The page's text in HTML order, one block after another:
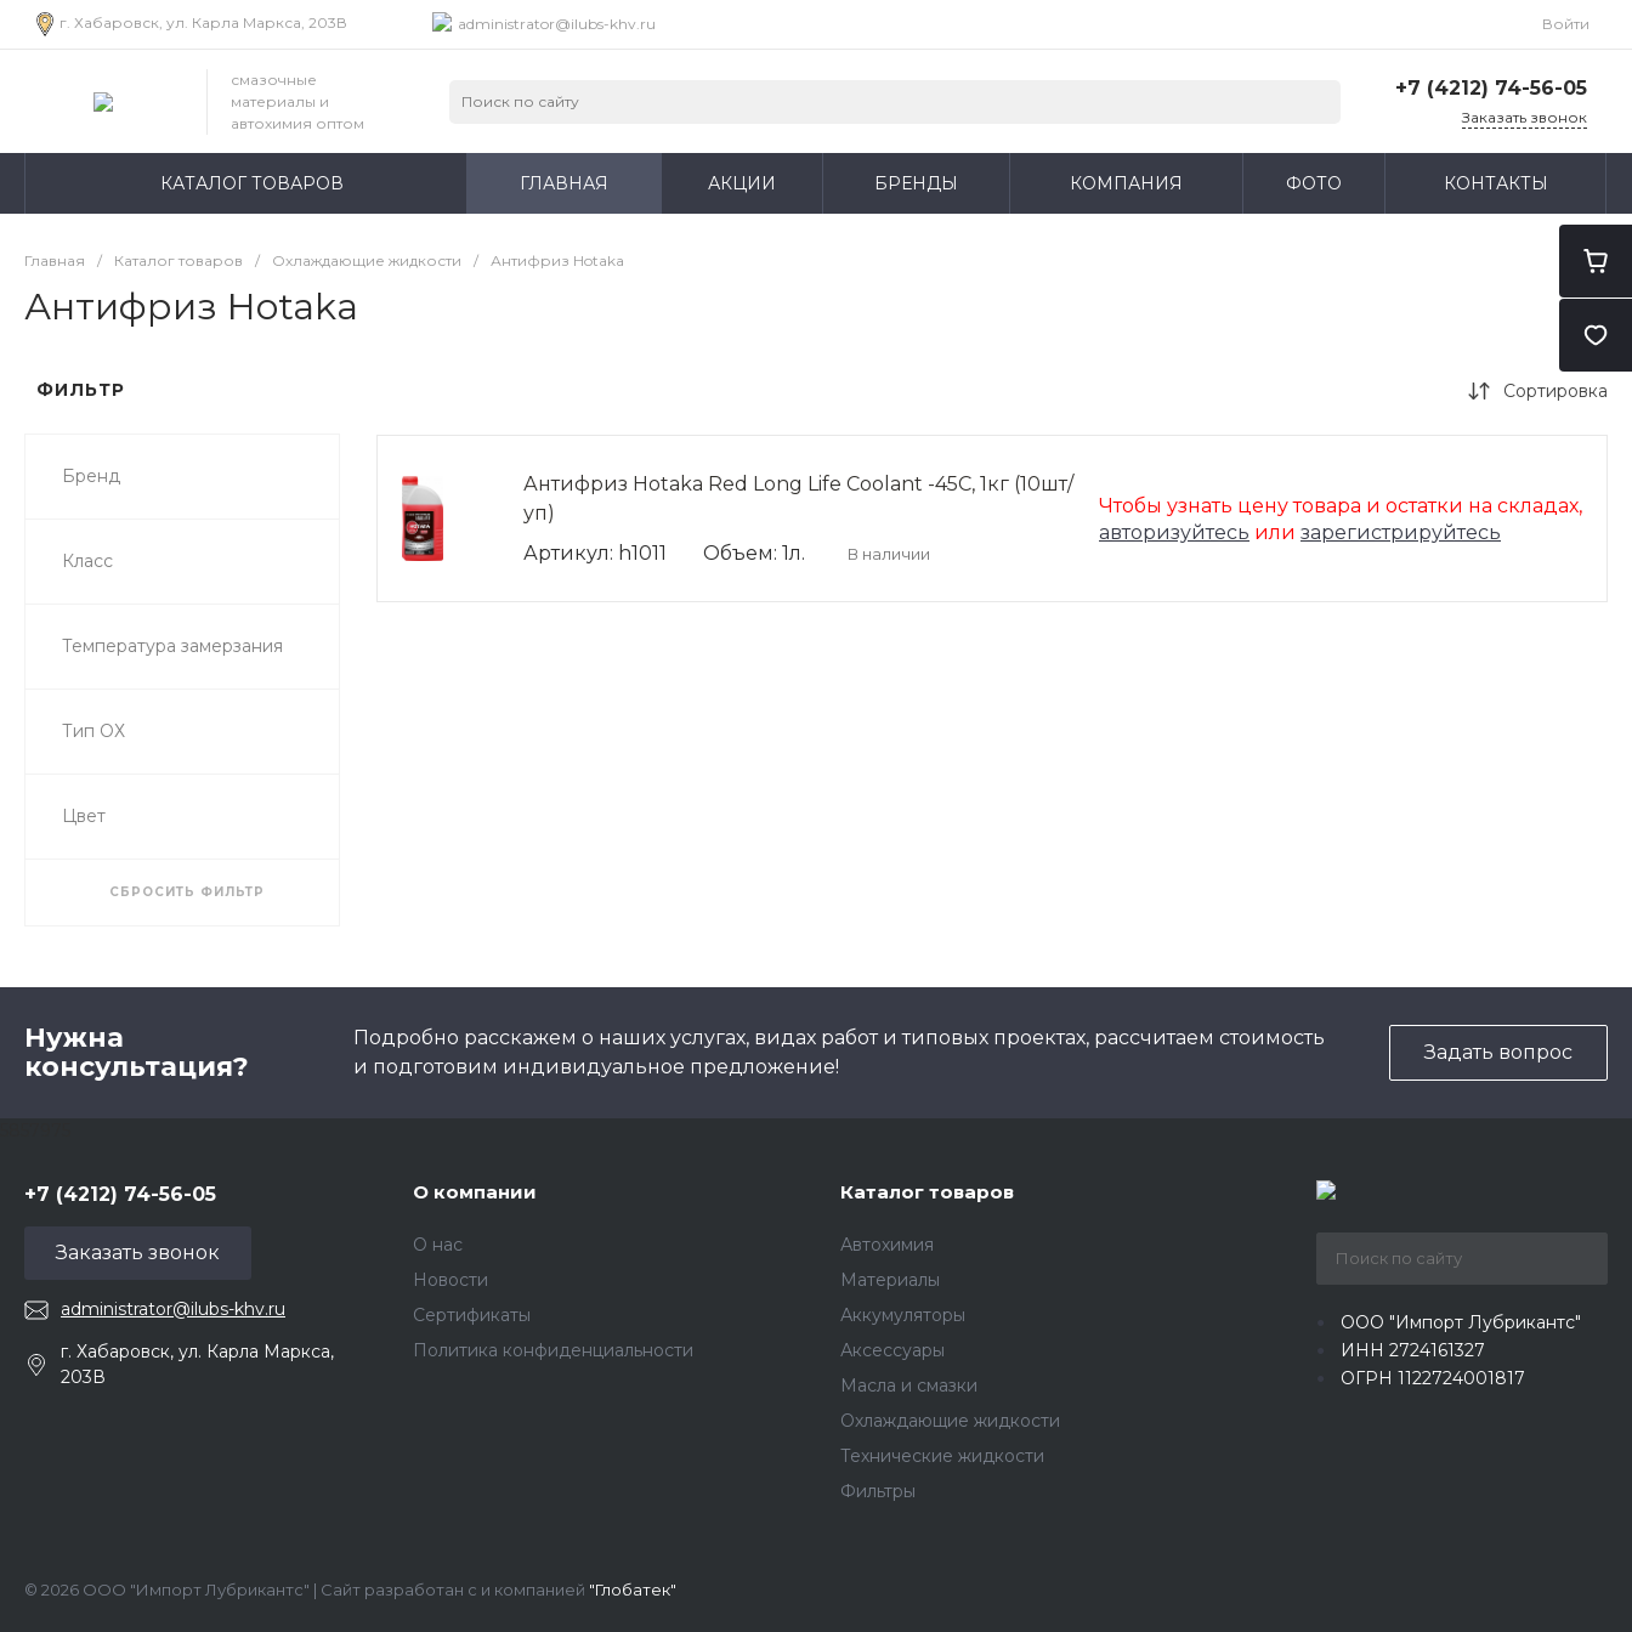
г. Хабаровск, ул. Карла Маркса, 203В administrator@ilubs-khv.ru Войти
смазочные
материалы и
автохимия оптом
+7 (4212) 74-56-05
г. Хабаровск, ул. Карла
administrator@ilubs-khv.ru
Заказать звонок
КАТАЛОГ ТОВАРОВ ГЛАВНАЯ АКЦИИ БРЕНДЫ КОМПАНИЯ ФОТО КОНТАКТЫ
Главная / Каталог товаров / Охлаждающие жидкости / Антифриз Hotaka
Антифриз Hotaka
ФИЛЬТР
Бренд
Класс
Температура замерзания
Тип ОХ
Цвет
СБРОСИТЬ ФИЛЬТР
Сортировка
Антифриз Hotaka Red Long Life Coolant -45C, 1кг (10шт/
уп)
Артикул: h1011
Объем: 1л. В наличии
Чтобы узнать цену товара и остатки на складах,
авторизуйтесь или зарегистрируйтесь
Нужна
консультация?
Подробно расскажем о наших услугах, видах работ и типовых проектах, рассчитаем стоимость
и подготовим индивидуальное предложение!
Задать вопрос
+7 (4212) 74-56-05
Заказать звонок
administrator@ilubs-khv.ru
г. Хабаровск, ул. Карла Маркса,
203В
О компании
О нас
Новости
Сертификаты
Политика конфиденциальности
Каталог товаров
Автохимия
Материалы
Аккумуляторы
Аксессуары
Масла и смазки
Охлаждающие жидкости
Технические жидкости
Фильтры
ООО "Импорт Лубрикантс"
ИНН 2724161327
ОГРН 1122724001817
© 2026 ООО "Импорт Лубрикантс" | Сайт разработан с и компанией "Глобатек"